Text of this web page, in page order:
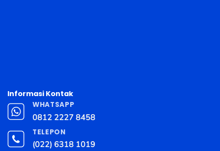
Informasi Kontak
WHATSAPP
0812 2227 8458
TELEPON
(022) 6318 1019